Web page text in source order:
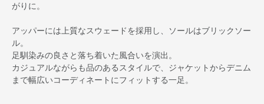
がりに。
アッパーには上質なスウェードを採用し、ソールはブリックソー
ル。
足馴染みの良さと落ち着いた風合いを演出。
カジュアルながらも品のあるスタイルで、ジャケットからデニム
まで幅広いコーディネートにフィットする一足。